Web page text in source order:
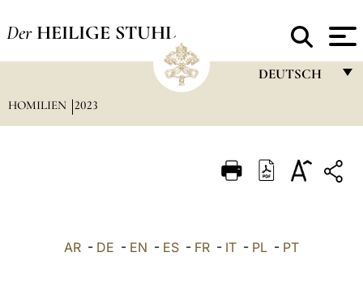
Der HEILIGE STUHL
DEUTSCH
ITALIANO
HOMILIEN 2023
AR - DE - EN - ES - FR - IT - PL - PT